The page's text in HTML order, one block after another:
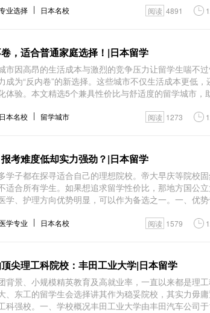
业选择 日本名校 阅读 4891
，适合普通家庭选择！|日本留学
市因高昂的生活成本与激烈的竞争压力让留学生喘不
成为“反内卷”的新选择。这些城市不仅生活成本更低，
体验。本文精选5个兼具性价比与舒适度的留学城市，
日本名校 留学城市 阅读 1273
考难度低却实力强劲？|日本留学
学子都在探寻适合自己的理想院校。帝大早庆等院校
适合所有学生。如果想追求留学性价比，那地方国公
学、护理方向优势明显，可以作为备选之一。一、优
学专业 日本名校 阅读 1579
尖理工科院校：丰田工业大学|日本留学
背景、小规模精英教育及高就业率，一直以来都是理
、东工的留学生会选择讲其作为稳妥院校，其实力毋
科强校。一、学校概况丰田工业大学由丰田汽车公司